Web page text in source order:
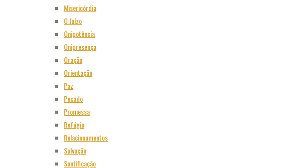
Misericórdia
O Juízo
Onipotência
Onipresença
Oração
Orientação
Paz
Pecado
Promessa
Refúgio
Relacionamentos
Salvação
Santificação